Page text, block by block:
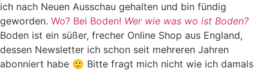
ich nach Neuen Ausschau gehalten und bin fündig
geworden. Wo? Bei Boden! Wer wie was wo ist Boden?
Boden ist ein süßer, frecher Online Shop aus England,
dessen Newsletter ich schon seit mehreren Jahren
abonniert habe 🙂 Bitte fragt mich nicht wie ich damals